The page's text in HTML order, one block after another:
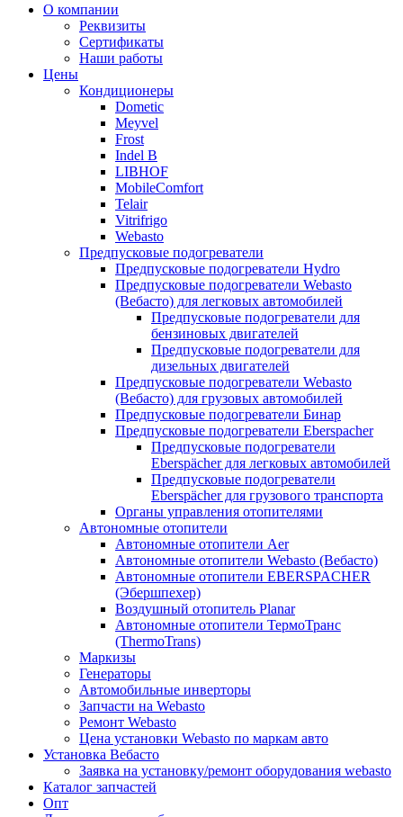
вверх
О компании
Реквизиты
Сертификаты
Наши работы
Цены
Кондиционеры
Dometic
Meyvel
Frost
Indel B
LIBHOF
MobileComfort
Telair
Vitrifrigo
Webasto
Предпусковые подогреватели
Предпусковые подогреватели Hydro
Предпусковые подогреватели Webasto
(Вебасто) для легковых автомобилей
Предпусковые подогреватели для
бензиновых двигателей
Предпусковые подогреватели для
дизельных двигателей
Предпусковые подогреватели Webasto
(Вебасто) для грузовых автомобилей
Предпусковые подогреватели Бинар
Предпусковые подогреватели Eberspacher
Предпусковые подогреватели
Eberspächer для легковых автомобилей
Предпусковые подогреватели
Eberspächer для грузового транспорта
Органы управления отопителями
Автономные отопители
Автономные отопители Аer
Автономные отопители Webasto (Вебасто)
Автономные отопители EBERSPACHER
(Эбершпехер)
Воздушный отопитель Planar
Автономные отопители ТермоТранс
(ThermoTrans)
Маркизы
Генераторы
Автомобильные инверторы
Запчасти на Webasto
Ремонт Webasto
Цена установки Webasto по маркам авто
Установка Вебасто
Заявка на установку/ремонт оборудования webasto
Каталог запчастей
Опт